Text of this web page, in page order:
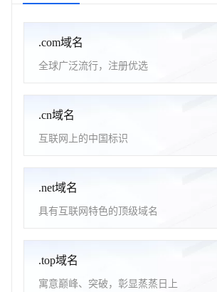
.com域名
全球广泛流行，注册优选
.cn域名
互联网上的中国标识
.net域名
具有互联网特色的顶级域名
.top域名
寓意巅峰、突破，彰显蒸蒸日上